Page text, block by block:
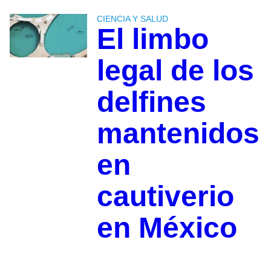
CIENCIA Y SALUD
El limbo
legal de los
delfines
mantenidos
en
cautiverio
en México